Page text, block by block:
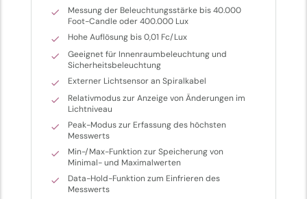
Messung der Beleuchtungsstärke bis 40.000
Foot-Candle oder 400.000 Lux
Hohe Auflösung bis 0,01 Fc/Lux
Geeignet für Innenraumbeleuchtung und
Sicherheitsbeleuchtung
Externer Lichtsensor an Spiralkabel
Relativmodus zur Anzeige von Änderungen im
Lichtniveau
Peak-Modus zur Erfassung des höchsten
Messwerts
Min-/Max-Funktion zur Speicherung von
Minimal- und Maximalwerten
Data-Hold-Funktion zum Einfrieren des
Messwerts